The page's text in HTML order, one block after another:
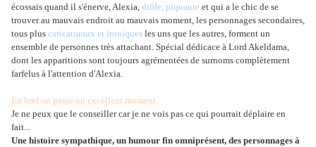
écossais quand il s'énerve, Alexia, drôle, piquante et qui a le chic de se
trouver au mauvais endroit au mauvais moment, les personnages secondaires,
tous plus caricaturaux et ironiques les uns que les autres, forment un
ensemble de personnes très attachant. Spécial dédicace à Lord Akeldama,
dont les apparitions sont toujours agrémentées de surnoms complètement
farfelus à l'attention d'Alexia.
En bref on passe un excellent moment.
Je ne peux que le conseiller car je ne vois pas ce qui pourrait déplaire en
fait...
Une histoire sympathique, un humour fin omniprésent, des personnages à